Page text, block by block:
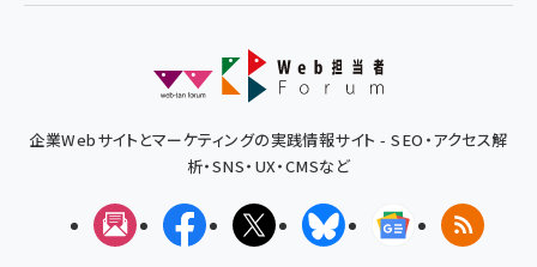
企業Webサイトとマーケティングの実践情報サイト - SEO・アクセス解
析・SNS・UX・CMSなど
メルマガFacebookX(エックス)BlueskyGoogleニュ
RSS